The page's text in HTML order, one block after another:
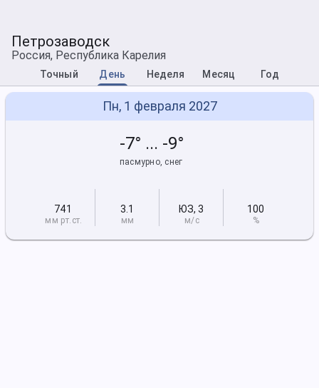
Петрозаводск
Россия, Республика Карелия
Точный День Неделя Месяц Год
Пн, 1 февраля 2027
-7° ... -9°
пасмурно, снег
741
мм рт.ст.
3.1
мм
ЮЗ,3
м/с
100
%